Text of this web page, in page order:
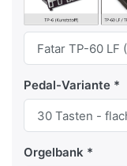
Pedal-Variante
Orgelbank